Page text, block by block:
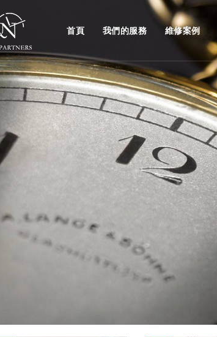
首頁 我們的服務 維修案例